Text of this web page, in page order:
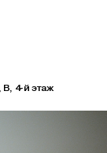
4-й этаж